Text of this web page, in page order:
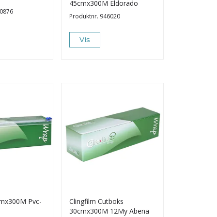
45cmx300M Eldorado
Produktnr. 946020
Vis
Pvc-
Clingfilm Cutboks
30cmx300M 12My Abena